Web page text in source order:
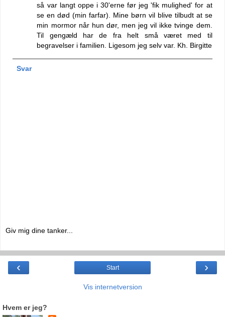
så var langt oppe i 30'erne før jeg 'fik mulighed' for at
se en død (min farfar). Mine børn vil blive tilbudt at se
min mormor når hun dør, men jeg vil ikke tvinge dem.
Til gengæld har de fra helt små været med til
begravelser i familien. Ligesom jeg selv var. Kh. Birgitte
Svar
Giv mig dine tanker...
‹ ›
Start
Vis internetversion
Hvem er jeg?